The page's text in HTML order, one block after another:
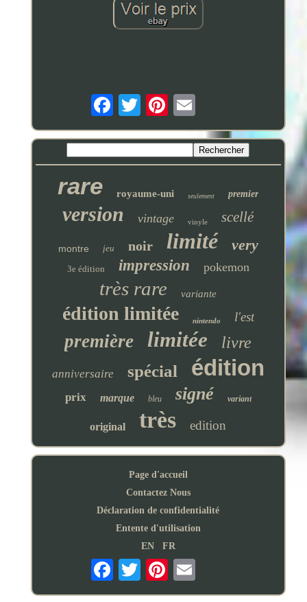
rare royaume-uni seulement premier
version vintage vinyle scellé
montre jeu noir limité very
3e édition impression pokemon
très rare variante
édition limitée nintendo l'est
première limitée livre
anniversaire spécial édition
prix marque bleu signé variant
original très edition
Page d'accueil
Contactez Nous
Déclaration de confidentialité
Entente d'utilisation
EN
FR